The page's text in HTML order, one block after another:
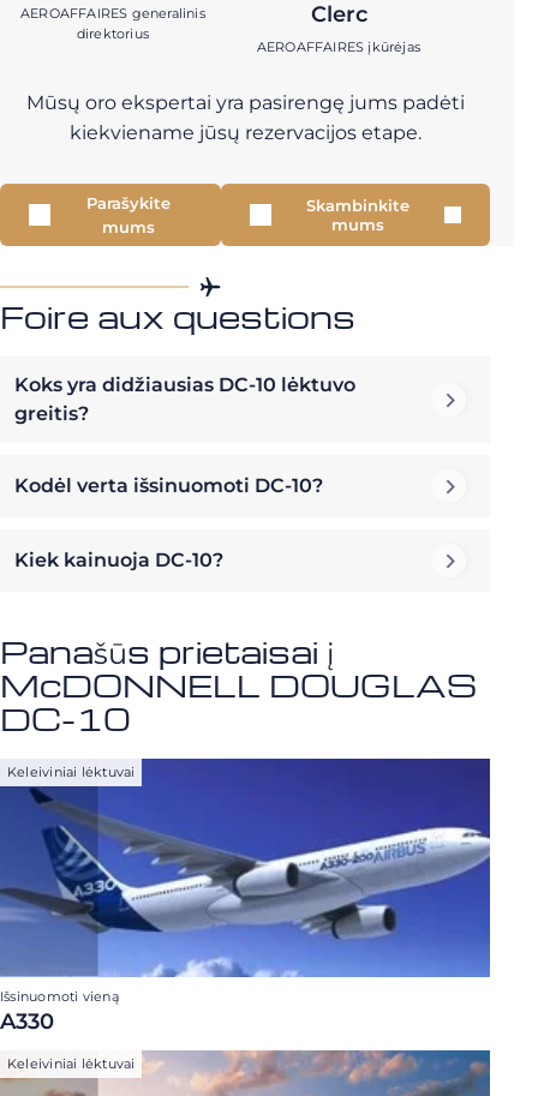
AEROAFFAIRES generalinis
direktorius
Clerc
AEROAFFAIRES įkūrėjas
Mūsų oro ekspertai yra pasirengę jums padėti
kiekviename jūsų rezervacijos etape.
Parašykite
mums
Skambinkite
mums
Foire aux questions
Koks yra didžiausias DC-10 lėktuvo
greitis?
Kodėl verta išsinuomoti DC-10?
Kiek kainuoja DC-10?
Panašūs prietaisai į
McDONNELL DOUGLAS
DC-10
Keleiviniai lėktuvai
Išsinuomoti vieną
A330
Keleiviniai lėktuvai